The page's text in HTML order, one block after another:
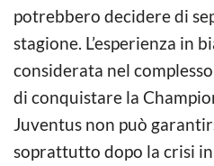
potrebbero decidere di
stagione. L’esperienza in
considerata nel
di conquistare la
Juventus non può
soprattutto dopo la crisi